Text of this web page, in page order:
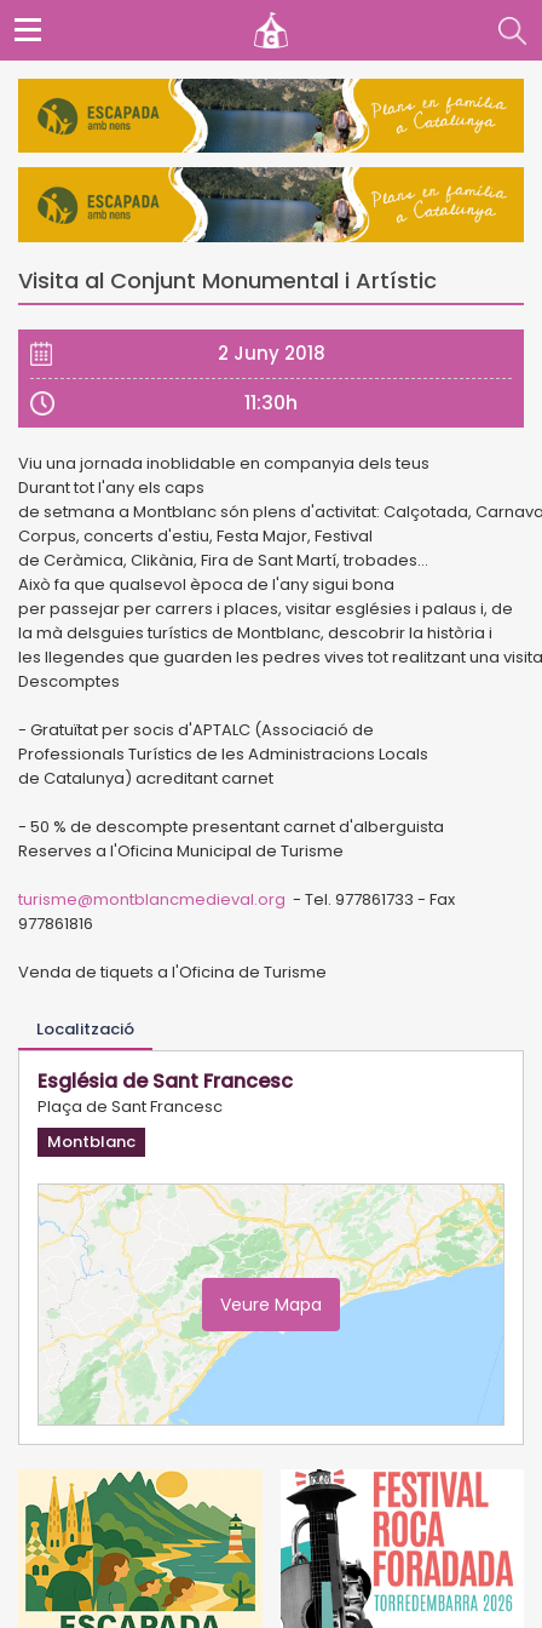
Visita al Conjunt Monumental i Artístic
2 Juny 2018
11:30h
Viu una jornada inoblidable en companyia dels teus
Durant tot l'any els caps
de setmana a Montblanc són plens d'activitat: Calçotada,
Corpus, concerts d'estiu, Festa Major, Festival
de Ceràmica, Clikània, Fira de Sant Martí, trobades...
Això fa que qualsevol època de l'any sigui bona
per passejar per carrers i places, visitar esglésies i palaus i, de
la mà delsguies turístics de Montblanc, descobrir la història i
les llegendes que guarden les pedres vives tot realitzant una
Descomptes
- Gratuïtat per socis d'APTALC (Associació de
Professionals Turístics de les Administracions Locals
de Catalunya) acreditant carnet
- 50 % de descompte presentant carnet d'alberguista
Reserves a l'Oficina Municipal de Turisme
turisme@montblancmedieval.org - Tel. 977861733 - Fax
977861816
Venda de tiquets a l'Oficina de Turisme
Localització
Església de Sant Francesc
Plaça de Sant Francesc
Montblanc
Veure Mapa